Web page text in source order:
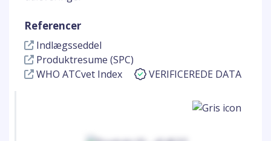
Referencer
Indlægsseddel
Produktresume (SPC)
WHO ATCvet Index
VERIFICEREDE DATA